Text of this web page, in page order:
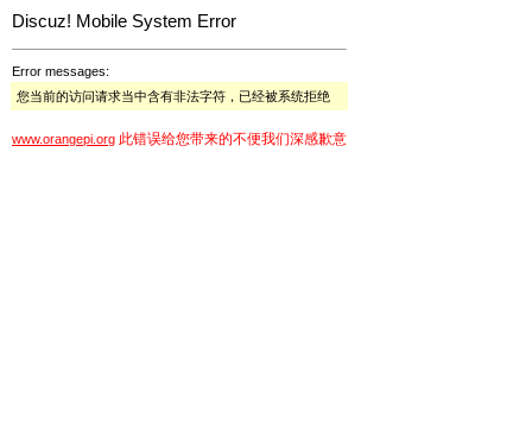
Discuz! Mobile System Error
Error messages:
您当前的访问请求当中含有非法字符，已经被系统拒绝
www.orangepi.org 此错误给您带来的不便我们深感歉意